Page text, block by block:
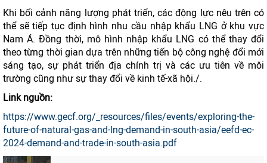
Khi bối cảnh năng lượng phát triển, các động lực nêu trên có
thể sẽ tiếp tục định hình nhu cầu nhập khẩu LNG ở khu vực
Nam Á. Đồng thời, mô hình nhập khẩu LNG có thể thay đổi
theo từng thời gian dựa trên những tiến bộ công nghệ đổi mới
sáng tạo, sự phát triển địa chính trị và các ưu tiên về môi
trường cũng như sự thay đổi về kinh tế-xã hội./.
Link nguồn:
https://www.gecf.org/_resources/files/events/exploring-the-
future-of-natural-gas-and-lng-demand-in-south-asia/eefd-ec-
2024-demand-and-trade-in-south-asia.pdf